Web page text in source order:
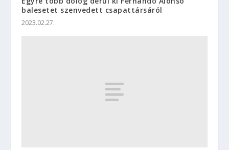
balesetet szenvedett csapattársáról
2023.02.27.